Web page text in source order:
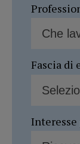
Fascia di